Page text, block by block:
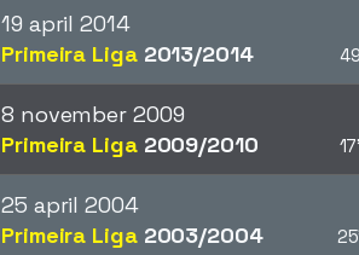
19 april 2014
Primeira Liga2013/2014
8 november 2009
Primeira Liga2009/2010
25 april 2004
Primeira Liga2003/2004